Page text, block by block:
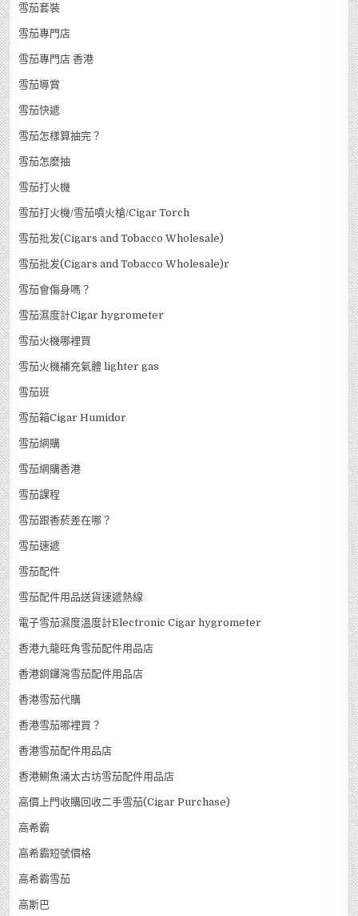
雪茄套裝
雪茄專門店
雪茄專門店 香港
雪茄導賞
雪茄快遞
雪茄怎樣算抽完？
雪茄怎麼抽
雪茄打火機
雪茄打火機/雪茄噴火槍/Cigar Torch
雪茄批发(Cigars and Tobacco Wholesale)
雪茄批发(Cigars and Tobacco Wholesale)r
雪茄會傷身嗎？
雪茄濕度計Cigar hygrometer
雪茄火機哪裡買
雪茄火機補充氣體 lighter gas
雪茄班
雪茄箱Cigar Humidor
雪茄網購
雪茄網購香港
雪茄課程
雪茄跟香菸差在哪？
雪茄速遞
雪茄配件
雪茄配件用品送貨速遞熱線
電子雪茄濕度溫度計Electronic Cigar hygrometer
香港九龍旺角雪茄配件用品店
香港銅鑼灣雪茄配件用品店
香港雪茄代購
香港雪茄哪裡買？
香港雪茄配件用品店
香港鰂魚涌太古坊雪茄配件用品店
高價上門收購回收二手雪茄(Cigar Purchase)
高希霸
高希霸短號價格
高希霸雪茄
高斯巴